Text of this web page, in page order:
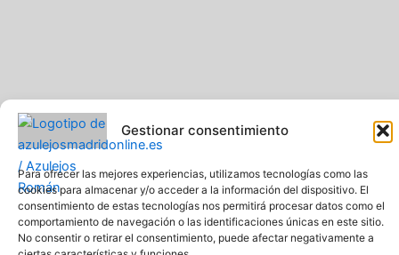
Gestionar consentimiento
Para ofrecer las mejores experiencias, utilizamos tecnologías como las
cookies para almacenar y/o acceder a la información del dispositivo. El
consentimiento de estas tecnologías nos permitirá procesar datos como el
comportamiento de navegación o las identificaciones únicas en este sitio.
No consentir o retirar el consentimiento, puede afectar negativamente a
Pavimentos y Azulejos Román S.L.. Todos los derechos
reservados
Web creada y diseñada por Pavimentos y Azulejos Román S.L